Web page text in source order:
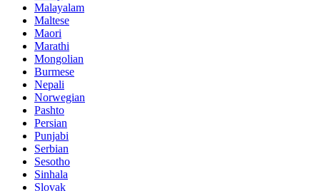
Malayalam
Maltese
Maori
Marathi
Mongolian
Burmese
Nepali
Norwegian
Pashto
Persian
Punjabi
Serbian
Sesotho
Sinhala
Slovak